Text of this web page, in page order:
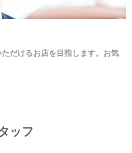
だけるお店を目指します。お気
ッフ